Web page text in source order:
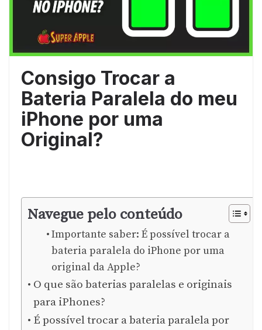
Consigo Trocar a
Bateria Paralela do meu
iPhone por uma
Original?
Navegue pelo conteúdo
Importante saber: É possível trocar a
bateria paralela do iPhone por uma
original da Apple?
O que são baterias paralelas e originais
para iPhones?
É possível trocar a bateria paralela por